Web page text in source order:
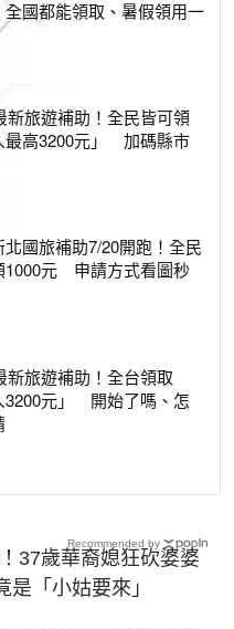
全國都能領取、暑假領用一
新旅遊補助！全民皆可領
最高3200元」 加碼縣市
北國旅補助7/20開跑！全民
1000元 申請方式看圖秒
新旅遊補助！全台領取
3200元」 開始了嗎、怎
37歲華裔媳狂砍婆婆
「小姑要來」
Recommended by